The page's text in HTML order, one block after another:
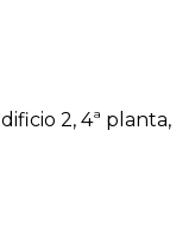
2, 4ª planta,